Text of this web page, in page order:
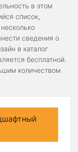
в этом
список,
сведения о
в каталог
бесплатной.
количеством